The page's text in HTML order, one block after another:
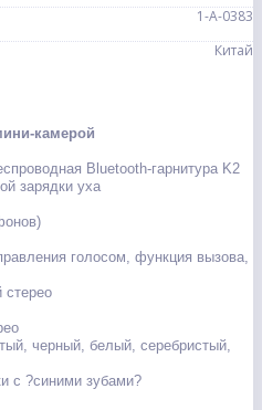
1-А-0383
Китай
камерой
Bluetooth-гарнитура K2
зарядки уха
голосом, функция вызова,
стерео
черный, белый, серебристый,
с ?синими зубами?